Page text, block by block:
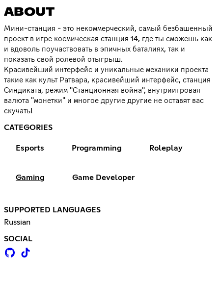
ABOUT
Мини-станция - это некоммерческий, самый безбашенный
проект в игре космическая станция 14, где ты сможешь как
и вдоволь поучаствовать в эпичных баталиях, так и
показать свой ролевой отыгрыш.
Красивейший интерфейс и уникальные механики проекта
такие как культ Ратвара, красивейший интерфейс, станция
Синдиката, режим "Станционная война", внутриигровая
валюта "монетки" и многое другие другие не оставят вас
скучать!
CATEGORIES
Esports Programming Roleplay
Gaming Game Developer
SUPPORTED LANGUAGES
Russian
SOCIAL